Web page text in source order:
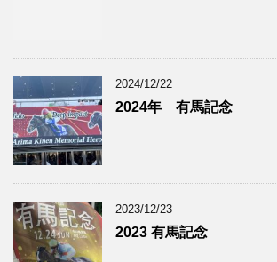
2024/12/22
2024年 有馬記念
2023/12/23
2023 有馬記念